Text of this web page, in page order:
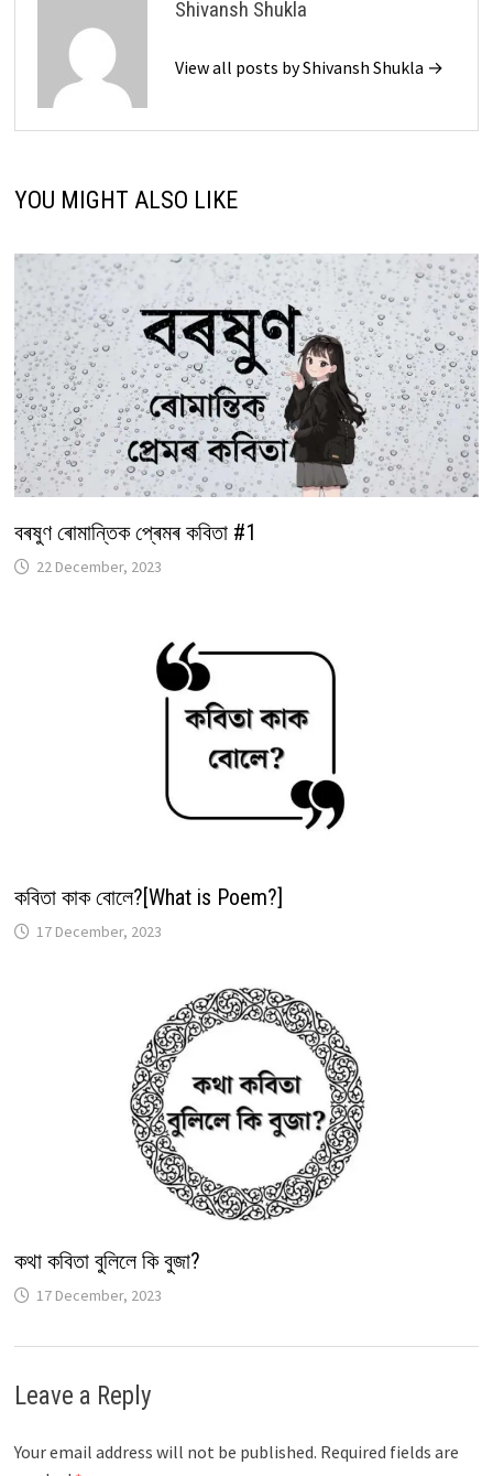
Shivansh Shukla
View all posts by Shivansh Shukla →
YOU MIGHT ALSO LIKE
বৰষুণ ৰোমান্তিক প্ৰেমৰ কবিতা #1
22 December, 2023
কবিতা কাক বোলে?[What is Poem?]
17 December, 2023
কথা কবিতা বুলিলে কি বুজা?
17 December, 2023
Leave a Reply
Your email address will not be published. Required fields are